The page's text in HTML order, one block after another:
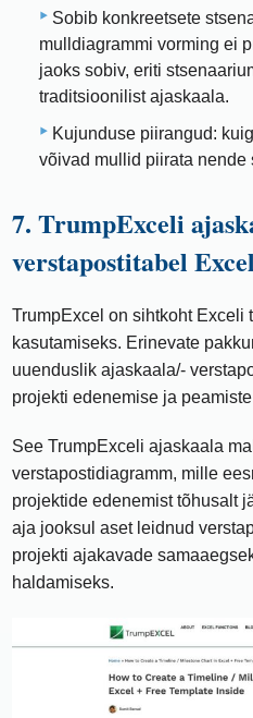
Sobib konkreetsete
mulldiagrammi vorming ei
jaoks sobiv, eriti
traditsioonilist ajaskaala.
Kujunduse piirangud:
võivad mullid piirata nende
7. TrumpExceli
verstapostitabel
TrumpExcel on sihtkoht Exceli
kasutamiseks. Erinevate
uuenduslik ajaskaala/-
projekti edenemise ja
See TrumpExceli ajaskaala
verstapostidiagramm, mille
projektide edenemist tõhusalt
aja jooksul aset leidnud
projekti ajakavade
haldamiseks.